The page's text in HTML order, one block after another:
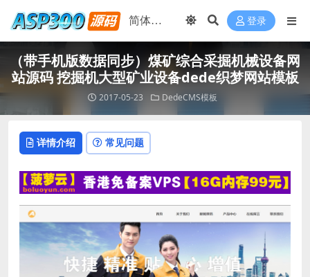
登录
（带手机版数据同步）煤矿综合采掘机械设备网
站源码 挖掘机大型矿业设备dede织梦网站模板
2017-05-23 DedeCMS模板
详情介绍 常见问题